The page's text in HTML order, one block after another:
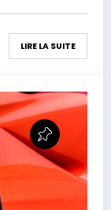
LIRE LA SUITE